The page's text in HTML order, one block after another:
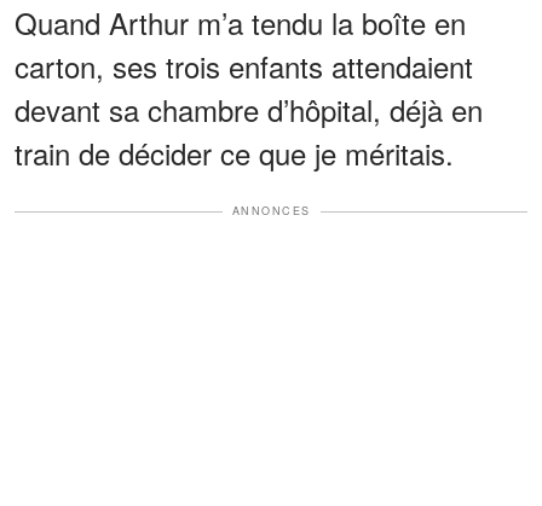
Quand Arthur m’a tendu la boîte en
carton, ses trois enfants attendaient
devant sa chambre d’hôpital, déjà en
train de décider ce que je méritais.
ANNONCES